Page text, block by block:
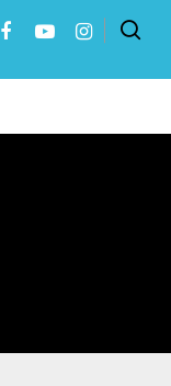
cerrar